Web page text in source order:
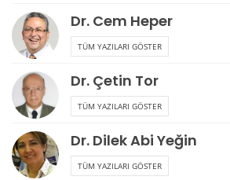
Dr. Cem Heper
TÜM YAZILARI GÖSTER
Dr. Çetin Tor
TÜM YAZILARI GÖSTER
Dr. Dilek Abi Yeğin
TÜM YAZILARI GÖSTER